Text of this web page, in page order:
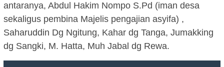
antaranya, Abdul Hakim Nompo S.Pd (iman desa
sekaligus pembina Majelis pengajian asyifa) ,
Saharuddin Dg Ngitung, Kahar dg Tanga, Jumakking
dg Sangki, M. Hatta, Muh Jabal dg Rewa.